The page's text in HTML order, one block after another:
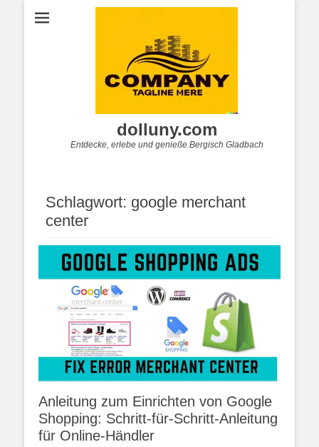
dolluny.com
Entdecke, erlebe und genieße Bergisch Gladbach
Schlagwort: google merchant
center
Anleitung zum Einrichten von Google
Shopping: Schritt-für-Schritt-Anleitung
für Online-Händler